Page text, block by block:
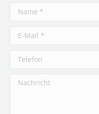
Name *
E-Mail *
Telefon
Nachricht